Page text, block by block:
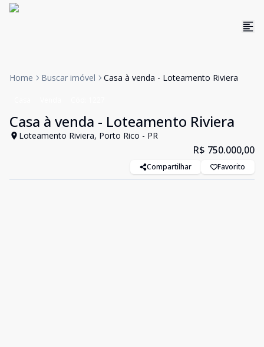
Home Buscar imóvel Casa à venda - Loteamento Riviera
Casa à venda - Loteamento Riviera
Loteamento Riviera, Porto Rico - PR
R$ 750.000,00
Compartilhar Favorito